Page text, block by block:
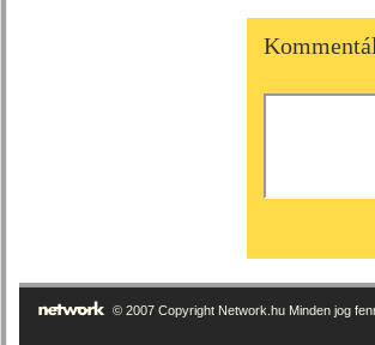
© 2007 Copyright Network.hu Minden jog